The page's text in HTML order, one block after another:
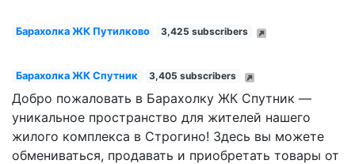
Барахолка ЖК Путилково 3,425 subscribers
Барахолка ЖК Спутник 3,405 subscribers
Добро пожаловать в Барахолку ЖК Спутник —
уникальное пространство для жителей нашего
жилого комплекса в Строгино! Здесь вы можете
обмениваться, продавать и приобретать товары от